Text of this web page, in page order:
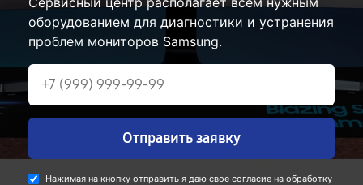
оборудованием для диагностики и устранения
проблем мониторов Samsung.
Отправить заявку
Нажимая на кнопку отправить я даю свое согласие на обработку